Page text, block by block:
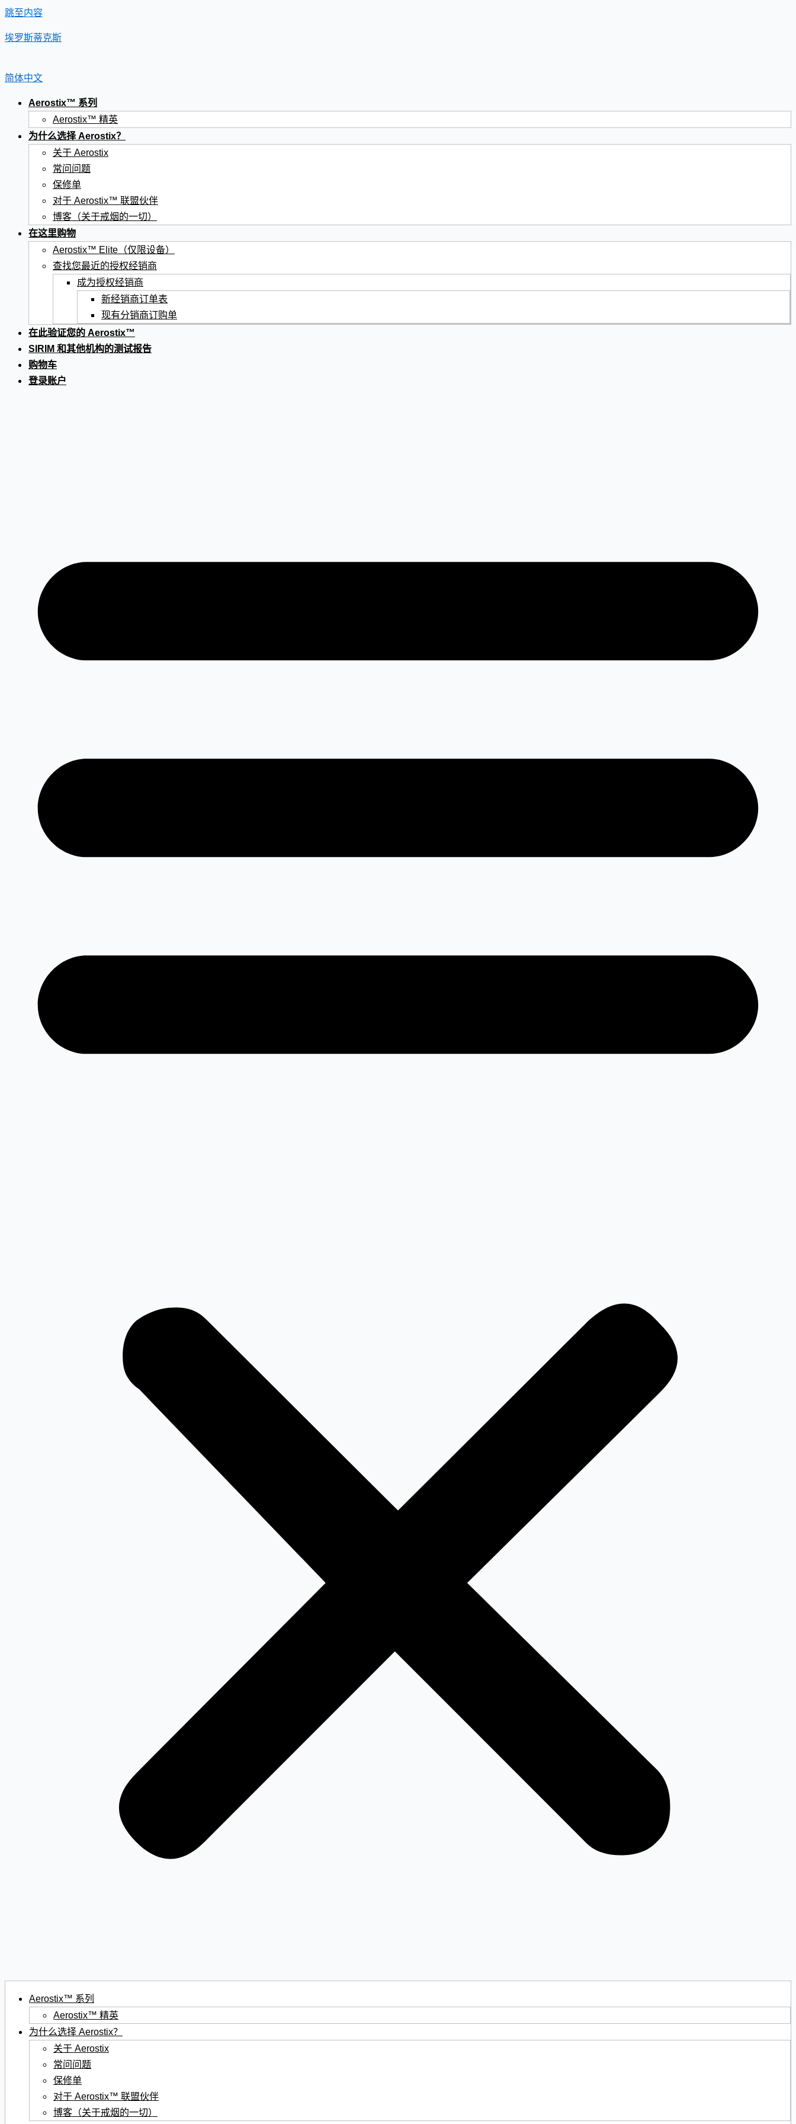
跳至内容
埃罗斯蒂克斯
简体中文
Aerostix™ 系列
Aerostix™ 精英
为什么选择 Aerostix？
关于 Aerostix
常问问题
保修单
对于 Aerostix™ 联盟伙伴
博客（关于戒烟的一切）
在这里购物
Aerostix™ Elite（仅限设备）
查找您最近的授权经销商
成为授权经销商
新经销商订单表
现有分销商订购单
在此验证您的 Aerostix™
SIRIM 和其他机构的测试报告
购物车
登录账户
Aerostix™ 系列
Aerostix™ 精英
为什么选择 Aerostix？
关于 Aerostix
常问问题
保修单
对于 Aerostix™ 联盟伙伴
博客（关于戒烟的一切）